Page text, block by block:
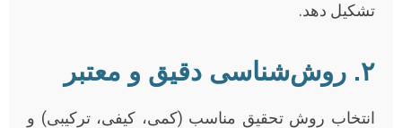
تشکیل دهد.
۲. روش‌شناسی دقیق و معتبر
انتخاب روش تحقیق مناسب (کمی، کیفی، ترکیبی) و